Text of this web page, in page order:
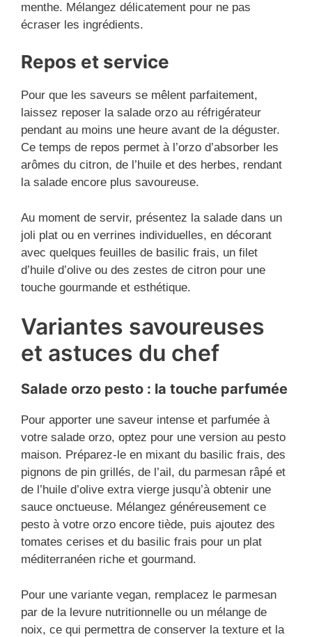
menthe. Mélangez délicatement pour ne pas
écraser les ingrédients.
Repos et service
Pour que les saveurs se mêlent parfaitement,
laissez reposer la salade orzo au réfrigérateur
pendant au moins une heure avant de la déguster.
Ce temps de repos permet à l’orzo d’absorber les
arômes du citron, de l’huile et des herbes, rendant
la salade encore plus savoureuse.
Au moment de servir, présentez la salade dans un
joli plat ou en verrines individuelles, en décorant
avec quelques feuilles de basilic frais, un filet
d’huile d’olive ou des zestes de citron pour une
touche gourmande et esthétique.
Variantes savoureuses
et astuces du chef
Salade orzo pesto : la touche parfumée
Pour apporter une saveur intense et parfumée à
votre salade orzo, optez pour une version au pesto
maison. Préparez-le en mixant du basilic frais, des
pignons de pin grillés, de l’ail, du parmesan râpé et
de l’huile d’olive extra vierge jusqu’à obtenir une
sauce onctueuse. Mélangez généreusement ce
pesto à votre orzo encore tiède, puis ajoutez des
tomates cerises et du basilic frais pour un plat
méditerranéen riche et gourmand.
Pour une variante vegan, remplacez le parmesan
par de la levure nutritionnelle ou un mélange de
noix, ce qui permettra de conserver la texture et la